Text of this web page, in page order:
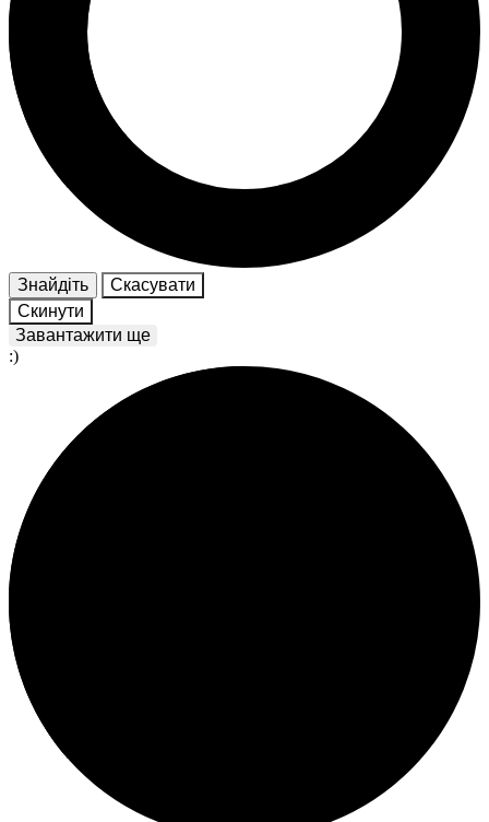
Знайдіть
Скасувати
Скинути
Завантажити ще
:)